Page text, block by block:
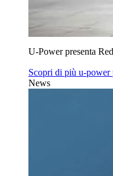
U‑Power presenta
Scopri di più
News